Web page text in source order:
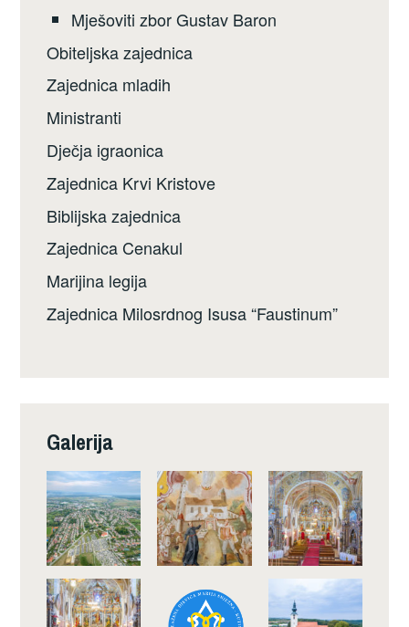
Mješoviti zbor Gustav Baron
Obiteljska zajednica
Zajednica mladih
Ministranti
Dječja igraonica
Zajednica Krvi Kristove
Biblijska zajednica
Zajednica Cenakul
Marijina legija
Zajednica Milosrdnog Isusa “Faustinum”
Galerija